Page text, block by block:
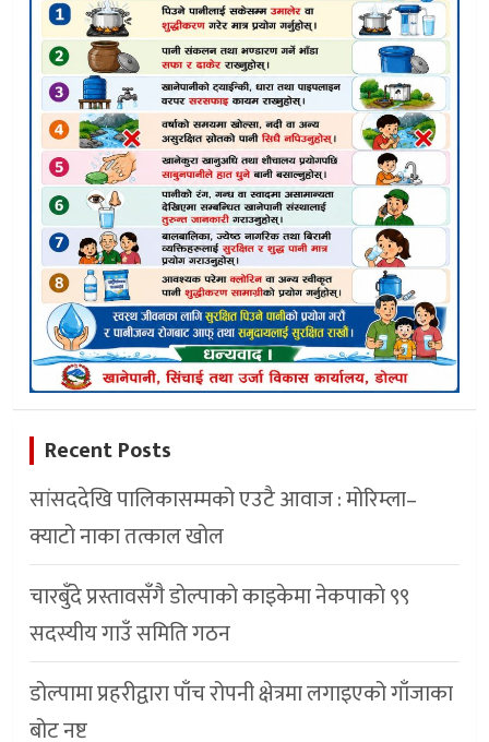
Recent Posts
सांसददेखि पालिकासम्मको एउटै आवाज : मोरिम्ला–
क्याटो नाका तत्काल खोल
चारबुँदे प्रस्तावसँगै डाेल्पाकाे काइकेमा नेकपाकाे ९९
सदस्यीय गाउँ समिति गठन
डोल्पामा प्रहरीद्वारा पाँच रोपनी क्षेत्रमा लगाइएको गाँजाका
बोट नष्ट